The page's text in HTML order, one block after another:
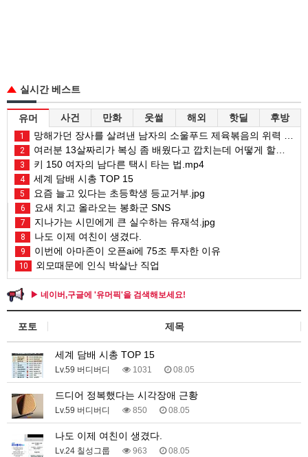
실시간 베스트
유머 사건 만화 웃썰 해외 핫딜 후방
1 망해가던 장사를 살려낸 남자의 소울푸드 제육볶음의 위력 ㅋㅋ
2 여러분 13살짜리가 복싱 좀 배웠다고 깝치는데 어떻게 할까요?
3 키 150 여자의 남다른 택시 타는 법.mp4
4 세계 담배 시총 TOP 15
5 요즘 늘고 있다는 초등학생 등교거부.jpg
6 요새 치고 올라오는 봉화군 SNS
7 지나가는 시민에게 큰 실수하는 유재석.jpg
8 나도 이제 여친이 생겼다.
9 이번에 아마존이 오픈ai에 75조 투자한 이유
10 외모때문에 인식 박살난 직업
▶ 네이버,구글에 '유머픽'을 검색해보세요!
포토 제목
세계 담배 시총 TOP 15
Lv.59 버디버디 1031 08.05
드디어 정복했다는 시각장애 근황
Lv.59 버디버디 850 08.05
나도 이제 여친이 생겼다.
Lv.24 칠성그룹 963 08.05